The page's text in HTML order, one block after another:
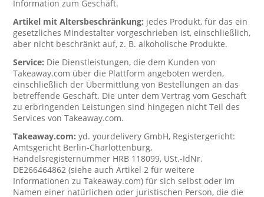
Information zum Geschäft.
Artikel mit Altersbeschränkung: jedes Produkt, für das ein
gesetzliches Mindestalter vorgeschrieben ist, einschließlich,
aber nicht beschränkt auf, z. B. alkoholische Produkte.
Service: Die Dienstleistungen, die dem Kunden von
Takeaway.com über die Plattform angeboten werden,
einschließlich der Übermittlung von Bestellungen an das
betreffende Geschäft. Die unter dem Vertrag vom Geschäft
zu erbringenden Leistungen sind hingegen nicht Teil des
Services von Takeaway.com.
Takeaway.com:yd. yourdelivery GmbH, Registergericht:
Amtsgericht Berlin-Charlottenburg,
Handelsregisternummer HRB 118099, USt.-IdNr.
DE266464862 (siehe auch Artikel 2 für weitere
Informationen zu Takeaway.com) für sich selbst oder im
Namen einer natürlichen oder juristischen Person, die die